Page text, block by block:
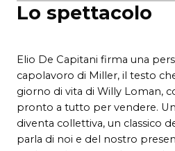
Lo spettacolo
Elio De Capitani firma una
capolavoro di Miller, il testo
giorno di vita di Willy Loman,
pronto a tutto per vendere.
diventa collettiva, un classico
parla di noi e del nostro